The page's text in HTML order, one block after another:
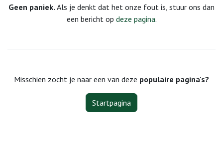
Geen paniek. Als je denkt dat het onze fout is, stuur ons dan
een bericht op deze pagina.
Misschien zocht je naar een van deze populaire pagina's?
Startpagina